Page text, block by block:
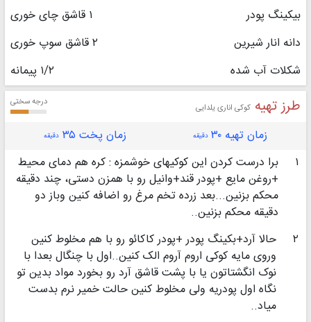
بیکینگ پودر
۱ قاشق چای خوری
دانه انار شیرین
۲ قاشق سوپ خوری
شکلات آب شده
۱/۲ پیمانه
طرز تهیه کوکی اناری یلدایی درجه سختی
زمان تهیه ۳۰ دقیقه زمان پخت ۳۵ دقیقه
۱
برا درست کردن این کوکیهای خوشمزه : کره هم دمای محیط
+روغن مایع +پودر قند+وانیل رو با همزن دستی، چند دقیقه
محکم بزنین...بعد زرده تخم مرغ رو اضافه کنین وباز دو
دقیقه محکم بزنین..
۲
حالا آرد+بکینگ پودر +پودر کاکائو رو با هم مخلوط کنین
وروی مایه کوکی اروم آروم الک کنین..اول با چنگال بعدا با
نوک انگشتاتون یا با پشت قاشق آرد رو بخورد مواد بدین تو
نگاه اول پودریه ولی مخلوط کنین حالت خمیر نرم بدست
میاد..